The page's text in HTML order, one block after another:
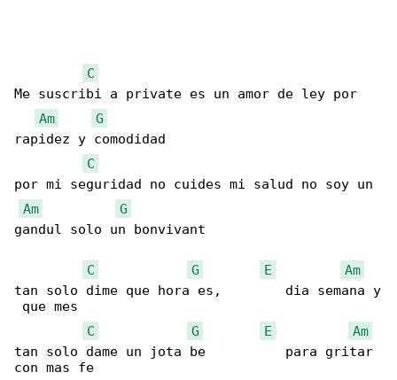
C
Me suscribi a private es un amor de ley por
Am
G
rapidez y comodidad
C
por mi seguridad no cuides mi salud no soy un
Am
G
gandul solo un bonvivant
C G E
Am
tan solo dime que hora es,        dia semana y
que mes
C
G E
Am
tan solo dame un jota be          para gritar
con mas fe